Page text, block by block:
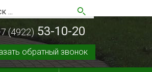
(4922) 53-10-20
обратный звонок